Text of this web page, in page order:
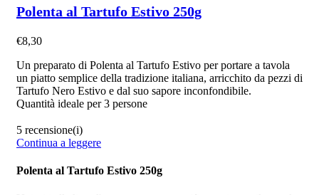
Polenta al Tartufo Estivo 250g
€8,30
Un preparato di Polenta al Tartufo Estivo per portare a tavola
un piatto semplice della tradizione italiana, arricchito da pezzi di
Tartufo Nero Estivo e dal suo sapore inconfondibile.
Quantità ideale per 3 persone
5 recensione(i)
Continua a leggere
Polenta al Tartufo Estivo 250g